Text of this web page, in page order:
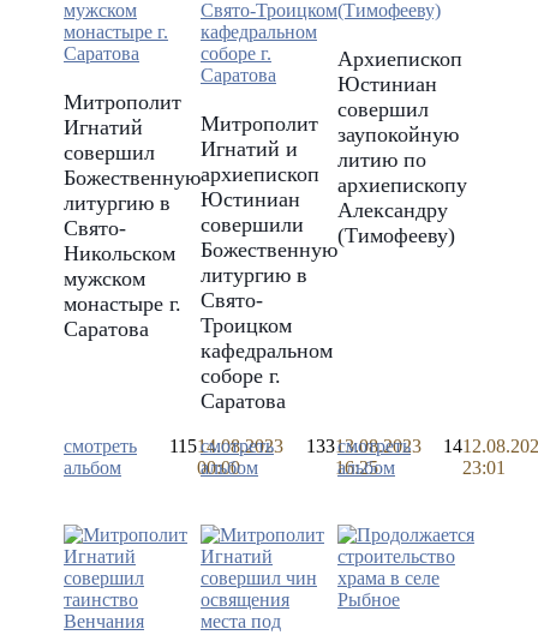
Митрополит
Игнатий
совершил
Божественную
литургию в
Свято-
Никольском
мужском
монастыре г.
Саратова
смотреть
альбом
11514.08.2023
00:00
Митрополит
Игнатий и
архиепископ
Юстиниан
совершили
Божественную
литургию в
Свято-
Троицком
кафедральном
соборе г.
Саратова
смотреть
альбом
13313.08.2023
16:25
Архиепископ
Юстиниан
совершил
заупокойную
литию по
архиепископу
Александру
(Тимофееву)
смотреть
альбом
14
23:01